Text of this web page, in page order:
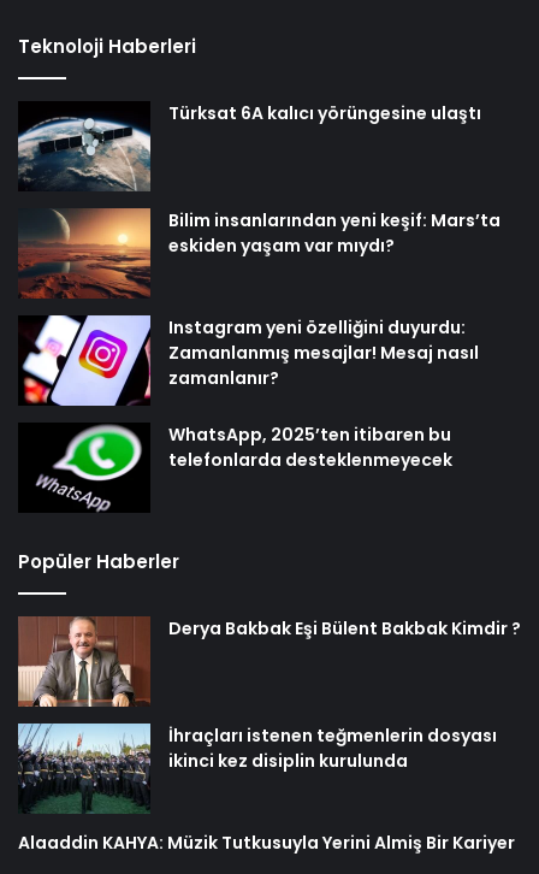
Teknoloji Haberleri
Türksat 6A kalıcı yörüngesine ulaştı
Bilim insanlarından yeni keşif: Mars’ta
eskiden yaşam var mıydı?
Instagram yeni özelliğini duyurdu:
Zamanlanmış mesajlar! Mesaj nasıl
zamanlanır?
WhatsApp, 2025’ten itibaren bu
telefonlarda desteklenmeyecek
Popüler Haberler
Derya Bakbak Eşi Bülent Bakbak Kimdir ?
İhraçları istenen teğmenlerin dosyası
ikinci kez disiplin kurulunda
Alaaddin KAHYA: Müzik Tutkusuyla Yerini Almiş Bir Kariyer